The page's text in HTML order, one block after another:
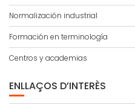
Normalización industrial
Formación en terminología
Centros y academias
ENLLAÇOS D’INTERÈS